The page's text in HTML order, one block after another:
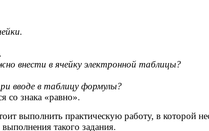
внести в ячейку электронной таблицы?
вводе в таблицу формулы?
со знака «равно».
выполнить практическую работу, в которой
такого задания.